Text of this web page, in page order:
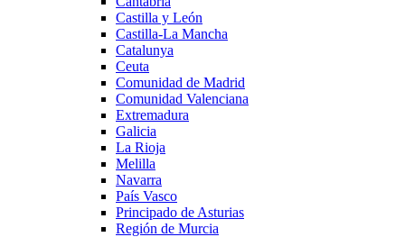
Castilla y León
Castilla-La Mancha
Catalunya
Ceuta
Comunidad de Madrid
Comunidad Valenciana
Extremadura
Galicia
La Rioja
Melilla
Navarra
País Vasco
Principado de Asturias
Región de Murcia